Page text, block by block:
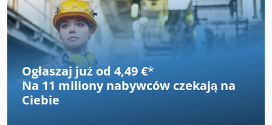
do tankowania paliwa Trzeci obwód hydrauliczny W
zestawie: system pochylania łyżki HS08 bez zaczepu W
zestawie: używany zestaw łyżek, dostępność w zależności
od stanu Lokalizacja: Andernach
Ogłaszaj już od 4,49 €*
Na 11 miliony nabywców czekają na
Ciebie